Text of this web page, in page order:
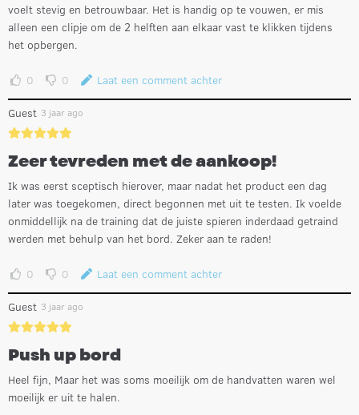
voelt stevig en betrouwbaar. Het is handig op te vouwen, er mis
alleen een clipje om de 2 helften aan elkaar vast te klikken tijdens
het opbergen.
0 0 Laat een comment achter
Guest 3 jaar ago
Zeer tevreden met de aankoop!
Ik was eerst sceptisch hierover, maar nadat het product een dag
later was toegekomen, direct begonnen met uit te testen. Ik voelde
onmiddellijk na de training dat de juiste spieren inderdaad getraind
werden met behulp van het bord. Zeker aan te raden!
0 0 Laat een comment achter
Guest 3 jaar ago
Push up bord
Heel fijn, Maar het was soms moeilijk om de handvatten waren wel
moeilijk er uit te halen.